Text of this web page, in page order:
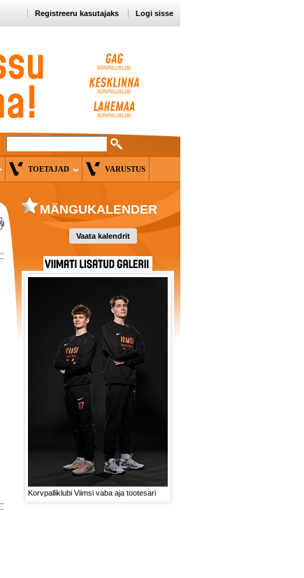
Registreeru kasutajaks Logi sisse
TOETAJAD VARUSTUS
MÄNGUKALENDER
Vaata kalendrit
Korvpalliklubi Viimsi vaba aja tootesari